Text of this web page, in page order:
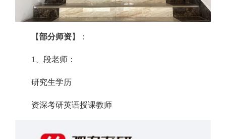
【部分师资】：
1、段老师：
研究生学历
资深考研英语授课教师